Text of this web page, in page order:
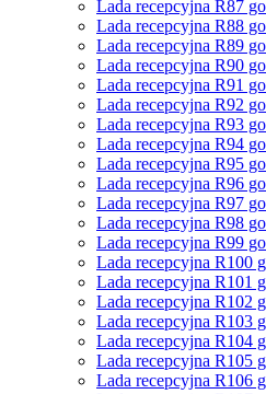
Lada recepcyjna R87
Lada recepcyjna R88
Lada recepcyjna R89
Lada recepcyjna R90
Lada recepcyjna R91
Lada recepcyjna R92
Lada recepcyjna R93
Lada recepcyjna R94
Lada recepcyjna R95
Lada recepcyjna R96
Lada recepcyjna R97
Lada recepcyjna R98
Lada recepcyjna R99
Lada recepcyjna R100
Lada recepcyjna R101
Lada recepcyjna R102
Lada recepcyjna R103
Lada recepcyjna R104
Lada recepcyjna R105
Lada recepcyjna R106